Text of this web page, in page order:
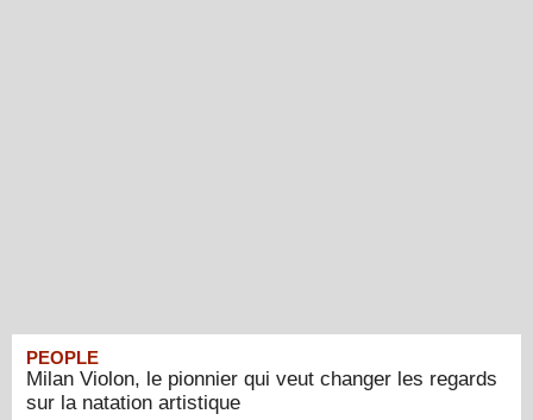
PEOPLE
Milan Violon, le pionnier qui veut changer les regards
sur la natation artistique